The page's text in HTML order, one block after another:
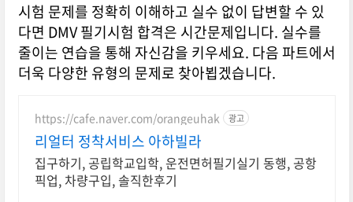
시험 문제를 정확히 이해하고 실수 없이 답변할 수 있
다면 DMV 필기시험 합격은 시간문제입니다. 실수를
줄이는 연습을 통해 자신감을 키우세요. 다음 파트에서
더욱 다양한 유형의 문제로 찾아뵙겠습니다.
https://cafe.naver.com/orangeuhak 광고
리얼터 정착서비스 아하빌라
집구하기, 공립학교입학, 운전면허필기실기 동행, 공항
픽업, 차량구입, 솔직한후기